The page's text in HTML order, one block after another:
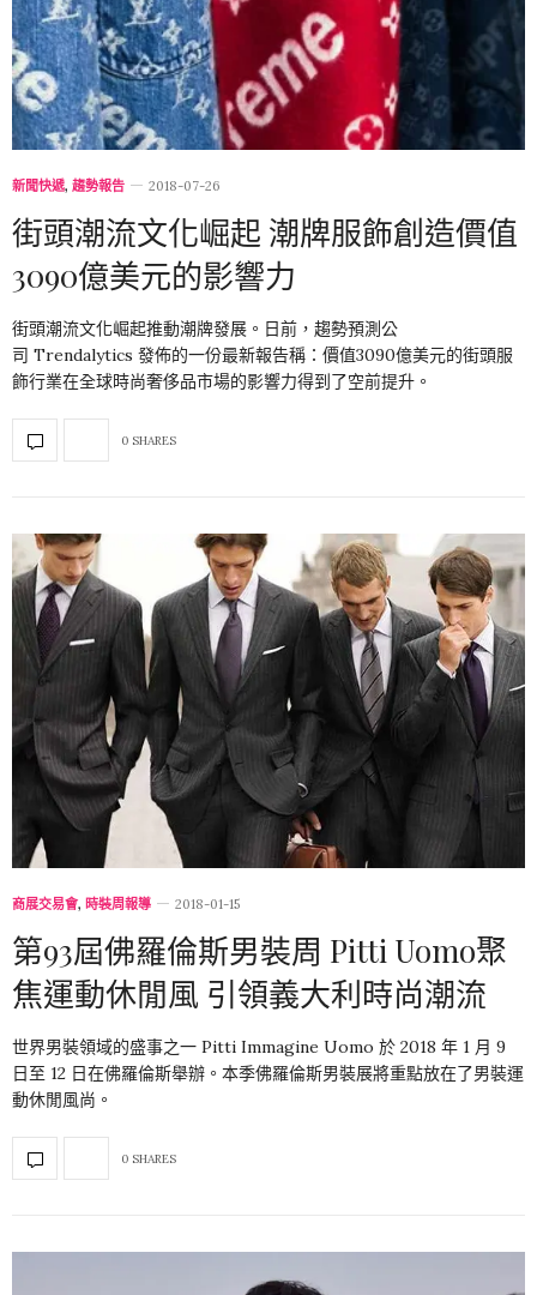
新聞快遞, 趨勢報告 2018-07-26
街頭潮流文化崛起 潮牌服飾創造價值
3090億美元的影響力
街頭潮流文化崛起推動潮牌發展。日前，趨勢預測公
司 Trendalytics 發佈的一份最新報告稱：價值3090億美元的街頭服
飾行業在全球時尚奢侈品市場的影響力得到了空前提升。
0 SHARES
商展交易會, 時裝周報導 2018-01-15
第93屆佛羅倫斯男裝周 Pitti Uomo聚
焦運動休閒風 引領義大利時尚潮流
世界男裝領域的盛事之一 Pitti Immagine Uomo 於 2018 年 1 月 9
日至 12 日在佛羅倫斯舉辦。本季佛羅倫斯男裝展將重點放在了男裝運
動休閒風尚。
0 SHARES